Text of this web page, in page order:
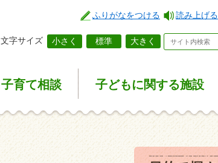
ふりがなをつける 読み上げる
文字サイズ 小さく 標準 大きく
子育て相談 子どもに関する施設